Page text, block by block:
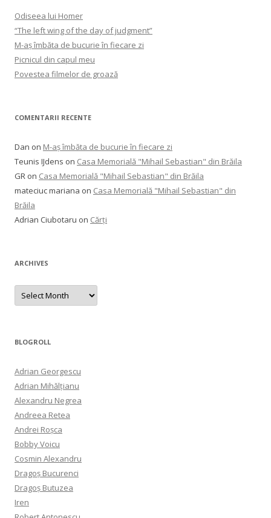
Odiseea lui Homer
“The left wing of the day of judgment”
M-aș îmbăta de bucurie în fiecare zi
Picnicul din capul meu
Povestea filmelor de groază
COMENTARII RECENTE
Dan on M-aș îmbăta de bucurie în fiecare zi
Teunis IJdens on Casa Memorială "Mihail Sebastian" din Brăila
GR on Casa Memorială "Mihail Sebastian" din Brăila
mateciuc mariana on Casa Memorială "Mihail Sebastian" din
Brăila
Adrian Ciubotaru on Cărți
ARCHIVES
Archives
BLOGROLL
Adrian Georgescu
Adrian Mihălțianu
Alexandru Negrea
Andreea Retea
Andrei Roșca
Bobby Voicu
Cosmin Alexandru
Dragoș Bucurenci
Dragoș Butuzea
Iren